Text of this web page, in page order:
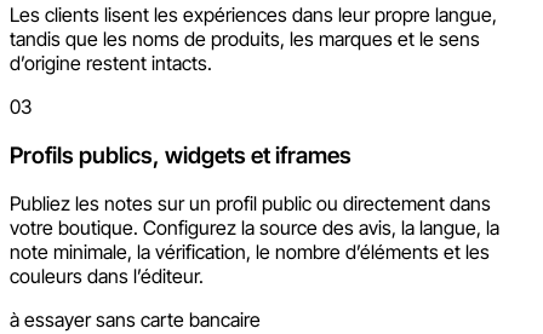
Les clients lisent les expériences dans leur propre langue,
tandis que les noms de produits, les marques et le sens
d’origine restent intacts.
03
Profils publics, widgets et iframes
Publiez les notes sur un profil public ou directement dans
votre boutique. Configurez la source des avis, la langue, la
note minimale, la vérification, le nombre d’éléments et les
couleurs dans l’éditeur.
à essayer sans carte bancaire